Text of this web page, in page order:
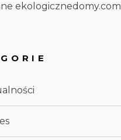
ekologicznedomy.com